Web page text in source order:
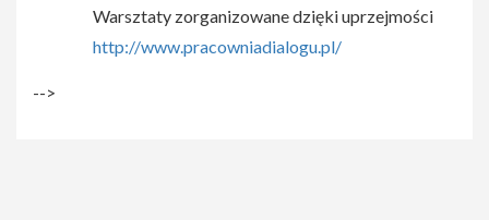
Warsztaty zorganizowane dzięki uprzejmości
http://www.pracowniadialogu.pl/
-->